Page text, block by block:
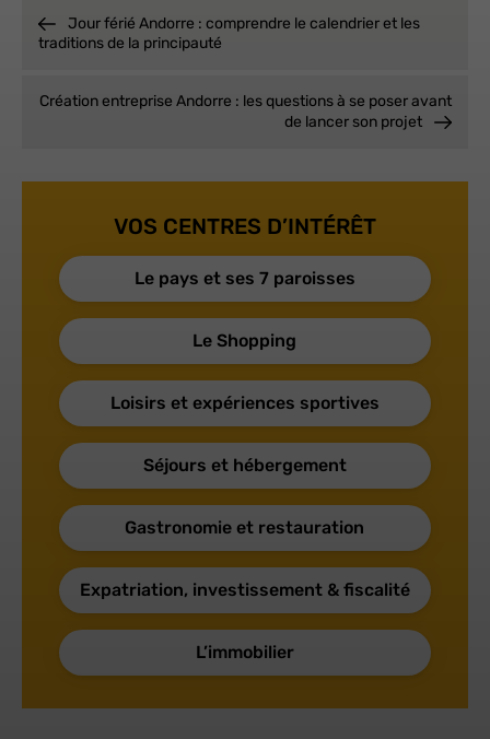
VOS CENTRES D’INTÉRÊT
Le pays et ses 7 paroisses
Le Shopping
Loisirs et expériences sportives
Séjours et hébergement
Gastronomie et restauration
Expatriation, investissement & fiscalité
L’immobilier
Jour férié Andorre : comprendre le calendrier et les
traditions de la principauté
Création entreprise Andorre : les questions à se poser avant
de lancer son projet